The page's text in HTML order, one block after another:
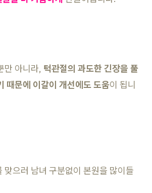
만 아니라, 턱관절의 과도한 긴장을 풀
때문에 이갈이 개선에도 도움이 됩니
맞으러 남녀 구분없이 본원을 많이들